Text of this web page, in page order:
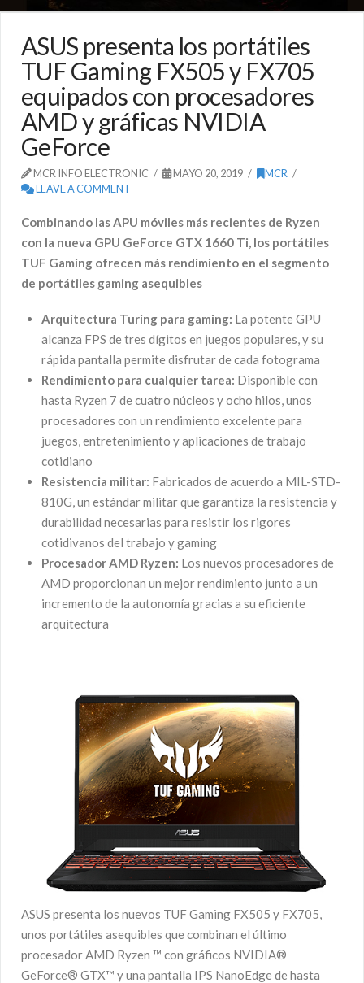
ASUS presenta los portátiles
TUF Gaming FX505 y FX705
equipados con procesadores
AMD y gráficas NVIDIA
GeForce
MCR INFO ELECTRONIC MAYO 20, 2019
MCR
LEAVE A COMMENT
Combinando las APU móviles más recientes de Ryzen
con la nueva GPU GeForce GTX 1660 Ti, los portátiles
TUF Gaming ofrecen más rendimiento en el segmento
de portátiles gaming asequibles
Arquitectura Turing para gaming: La potente GPU
alcanza FPS de tres dígitos en juegos populares, y su
rápida pantalla permite disfrutar de cada fotograma
Rendimiento para cualquier tarea: Disponible con
hasta Ryzen 7 de cuatro núcleos y ocho hilos, unos
procesadores con un rendimiento excelente para
juegos, entretenimiento y aplicaciones de trabajo
cotidiano
Resistencia militar: Fabricados de acuerdo a MIL-STD-
810G, un estándar militar que garantiza la resistencia y
durabilidad necesarias para resistir los rigores
cotidivanos del trabajo y gaming
Procesador AMD Ryzen: Los nuevos procesadores de
AMD proporcionan un mejor rendimiento junto a un
incremento de la autonomía gracias a su eficiente
arquitectura
ASUS presenta los nuevos TUF Gaming FX505 y FX705,
unos portátiles asequibles que combinan el último
procesador AMD Ryzen ™ con gráficos NVIDIA®
GeForce® GTX™ y una pantalla IPS NanoEdge de hasta